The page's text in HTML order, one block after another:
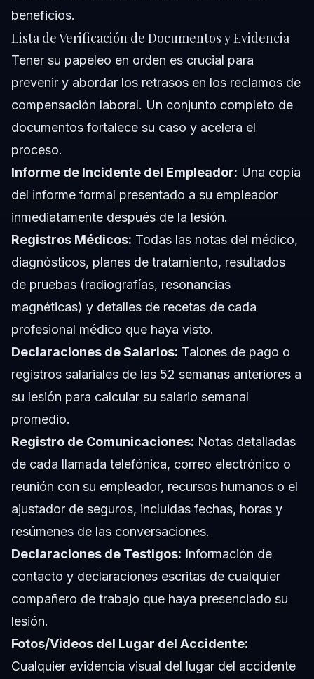
beneficios.
Lista de Verificación de Documentos y Evidencia
Tener su papeleo en orden es crucial para
prevenir y abordar los retrasos en los reclamos de
compensación laboral. Un conjunto completo de
documentos fortalece su caso y acelera el
proceso.
Informe de Incidente del Empleador: Una copia
del informe formal presentado a su empleador
inmediatamente después de la lesión.
Registros Médicos: Todas las notas del médico,
diagnósticos, planes de tratamiento, resultados
de pruebas (radiografías, resonancias
magnéticas) y detalles de recetas de cada
profesional médico que haya visto.
Declaraciones de Salarios: Talones de pago o
registros salariales de las 52 semanas anteriores a
su lesión para calcular su salario semanal
promedio.
Registro de Comunicaciones: Notas detalladas
de cada llamada telefónica, correo electrónico o
reunión con su empleador, recursos humanos o el
ajustador de seguros, incluidas fechas, horas y
resúmenes de las conversaciones.
Declaraciones de Testigos: Información de
contacto y declaraciones escritas de cualquier
compañero de trabajo que haya presenciado su
lesión.
Fotos/Videos del Lugar del Accidente:
Cualquier evidencia visual del lugar del accidente